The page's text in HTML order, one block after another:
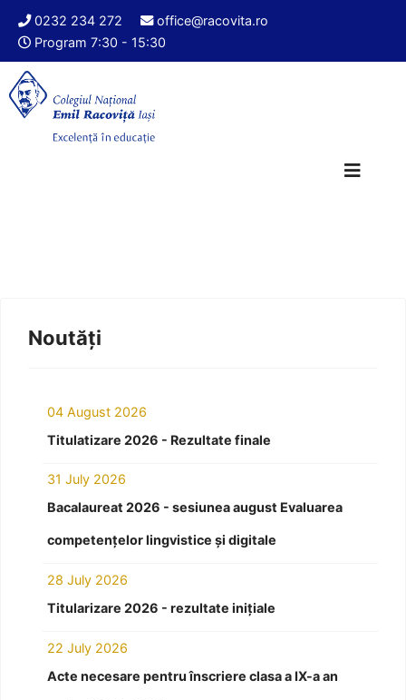
0232 234 272
office@racovita.ro
Program 7:30 - 15:30
Noutăți
04 August 2026
Titulatizare 2026 - Rezultate finale
31 July 2026
Bacalaureat 2026 - sesiunea august Evaluarea
competențelor lingvistice și digitale
28 July 2026
Titularizare 2026 - rezultate inițiale
22 July 2026
Acte necesare pentru înscriere clasa a IX-a an